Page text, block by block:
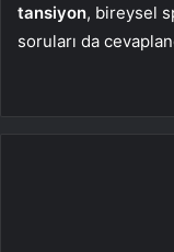
tansiyon, bireysel
soruları da